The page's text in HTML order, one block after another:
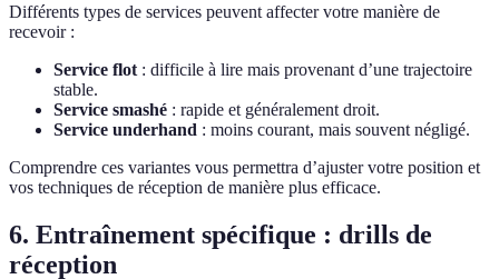
Différents types de services peuvent affecter votre manière de
recevoir :
Service flot : difficile à lire mais provenant d’une trajectoire
stable.
Service smashé : rapide et généralement droit.
Service underhand : moins courant, mais souvent négligé.
Comprendre ces variantes vous permettra d’ajuster votre position et
vos techniques de réception de manière plus efficace.
6. Entraînement spécifique : drills de
réception